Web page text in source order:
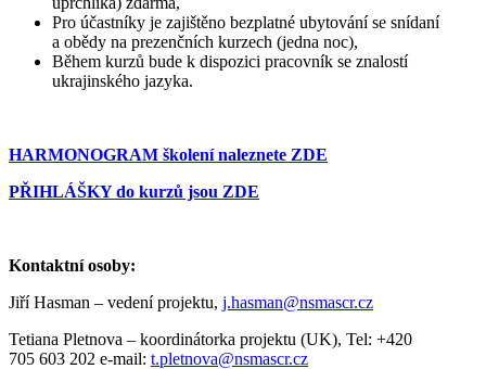
Pro účastníky je zajištěno bezplatné ubytování se snídaní
a obědy na prezenčních kurzech (jedna noc),
Během kurzů bude k dispozici pracovník se znalostí
ukrajinského jazyka.
HARMONOGRAM školení naleznete ZDE
PŘIHLÁŠKY do kurzů jsou ZDE
Kontaktní osoby:
Jiří Hasman – vedení projektu, j.hasman@nsmascr.cz
Tetiana Pletnova – koordinátorka projektu (UK), Tel: +420
705 603 202 e-mail: t.pletnova@nsmascr.cz